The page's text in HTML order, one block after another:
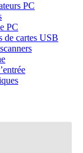
PC
PC
de cartes USB